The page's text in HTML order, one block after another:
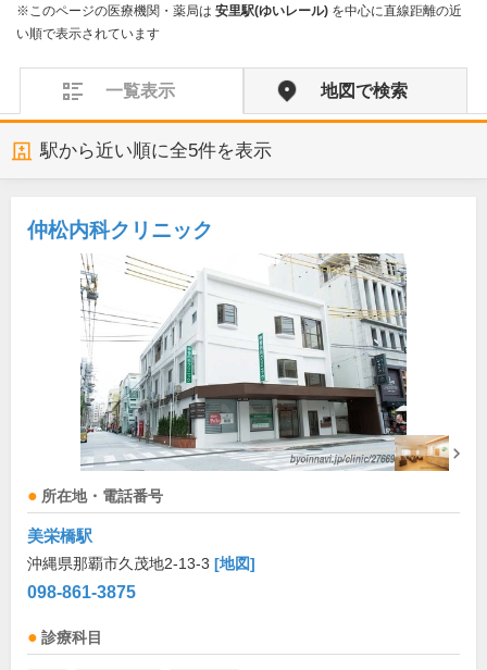
※このページの医療機関・薬局は 安里駅(ゆいレール) を中心に直線距離の近
い順で表示されています
一覧表示 地図で検索
駅から近い順に全5件を表示
仲松内科クリニック
所在地・電話番号
美栄橋駅
沖縄県那覇市久茂地2-13-3 [地図]
098-861-3875
診療科目